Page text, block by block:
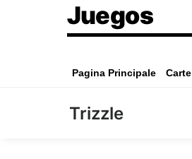
Juegos
Pagina Principale Carte
Trizzle